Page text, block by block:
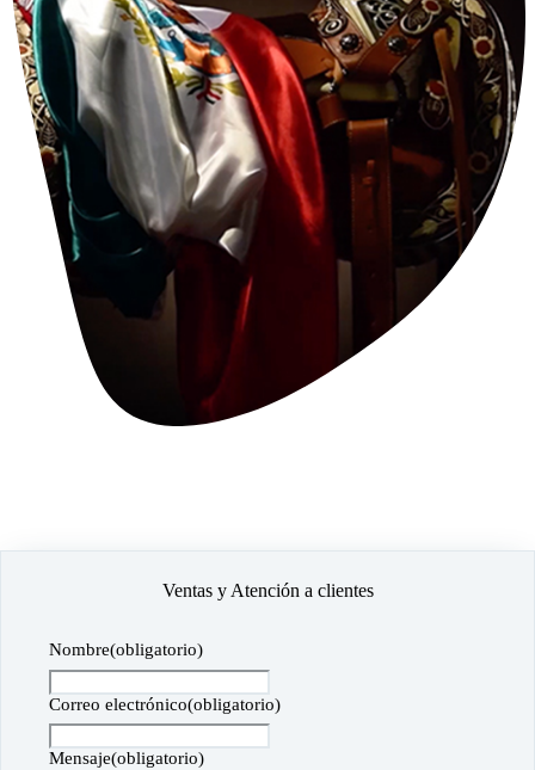
Ventas y Atención a clientes
Nombre(obligatorio)
Correo electrónico(obligatorio)
Mensaje(obligatorio)